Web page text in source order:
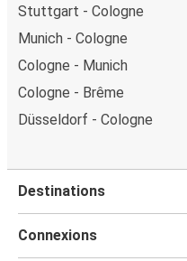
Stuttgart - Cologne
Munich - Cologne
Cologne - Munich
Cologne - Brême
Düsseldorf - Cologne
Destinations
Connexions